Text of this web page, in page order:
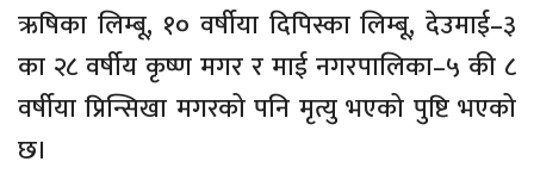
ऋषिका लिम्बू, १० वर्षीया दिपिस्का लिम्बू, देउमाई–३
का २८ वर्षीय कृष्ण मगर र माई नगरपालिका–५ की ८
वर्षीया प्रिन्सिखा मगरको पनि मृत्यु भएको पुष्टि भएको
छ।